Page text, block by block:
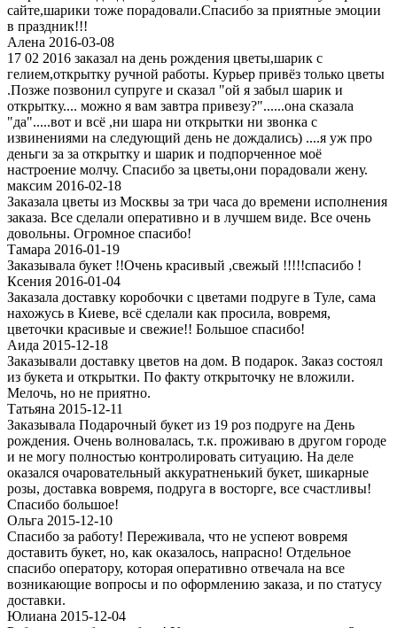
сайте,шарики тоже порадовали.Спасибо за приятные эмоции
в праздник!!!
Алена 2016-03-08
17 02 2016 заказал на день рождения цветы,шарик с
гелием,открытку ручной работы. Курьер привёз только цветы
.Позже позвонил супруге и сказал "ой я забыл шарик и
открытку.... можно я вам завтра привезу?"......она сказала
"да".....вот и всё ,ни шара ни открытки ни звонка с
извинениями на следующий день не дождались) ....я уж про
деньги за за открытку и шарик и подпорченное моё
настроение молчу. Спасибо за цветы,они порадовали жену.
максим 2016-02-18
Заказала цветы из Москвы за три часа до времени исполнения
заказа. Все сделали оперативно и в лучшем виде. Все очень
довольны. Огромное спасибо!
Тамара 2016-01-19
Заказывала букет !!Очень красивый ,свежый !!!!!спасибо !
Ксения 2016-01-04
Заказала доставку коробочки с цветами подруге в Туле, сама
нахожусь в Киеве, всё сделали как просила, вовремя,
цветочки красивые и свежие!! Большое спасибо!
Аида 2015-12-18
Заказывали доставку цветов на дом. В подарок. Заказ состоял
из букета и открытки. По факту открыточку не вложили.
Мелочь, но не приятно.
Татьяна 2015-12-11
Заказывала Подарочный букет из 19 роз подруге на День
рождения. Очень волновалась, т.к. проживаю в другом городе
и не могу полностью контролировать ситуацию. На деле
оказался очаровательный аккуратненький букет, шикарные
розы, доставка вовремя, подруга в восторге, все счастливы!
Спасибо большое!
Ольга 2015-12-10
Спасибо за работу! Переживала, что не успеют вовремя
доставить букет, но, как оказалось, напрасно! Отдельное
спасибо оператору, которая оперативно отвечала на все
возникающие вопросы и по оформлению заказа, и по статусу
доставки.
Юлиана 2015-12-04